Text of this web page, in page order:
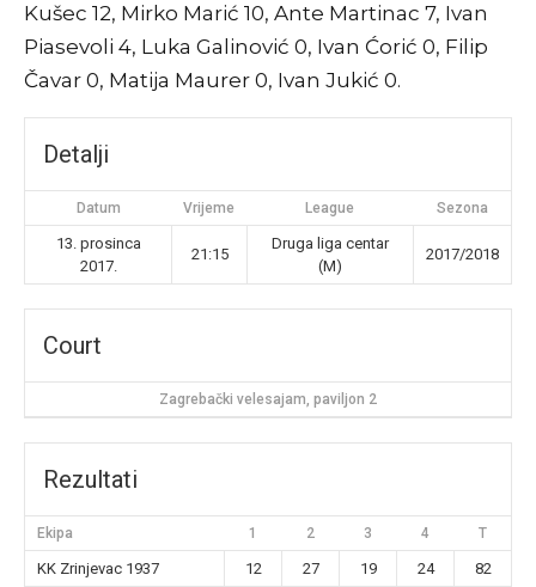
Kušec 12, Mirko Marić 10, Ante Martinac 7, Ivan
Piasevoli 4, Luka Galinović 0, Ivan Ćorić 0, Filip
Čavar 0, Matija Maurer 0, Ivan Jukić 0.
Detalji
Datum Vrijeme League Sezona
13. prosinca
2017.
21:15
Druga liga centar
(M)
2017/2018
Court
Zagrebački velesajam, paviljon 2
Rezultati
Ekipa 1 2 3 4 T
KK Zrinjevac 1937 12 27 19 24
82